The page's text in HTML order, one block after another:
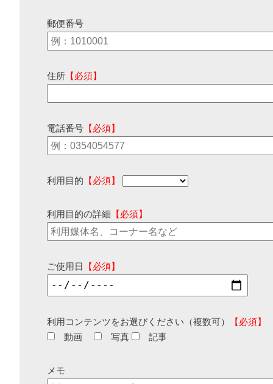
郵便番号
住所 【必須】
電話番号 【必須】
利用目的 【必須】
利用目的の詳細 【必須】
ご使用日 【必須】
利用コンテンツをお選びください（複数可）
【必須】
動画
写真 記事
メモ